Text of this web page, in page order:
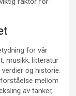
for vår
musikk, litteratur
og historie.
mellom
av tanker,